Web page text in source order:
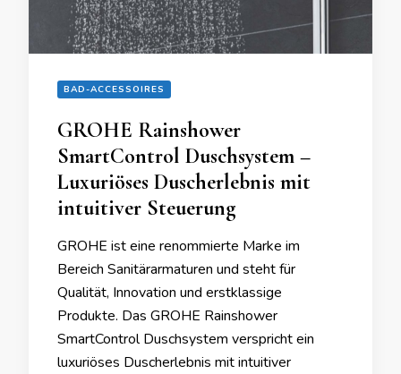
BAD-ACCESSOIRES
GROHE Rainshower
SmartControl Duschsystem –
Luxuriöses Duscherlebnis mit
intuitiver Steuerung
GROHE ist eine renommierte Marke im
Bereich Sanitärarmaturen und steht für
Qualität, Innovation und erstklassige
Produkte. Das GROHE Rainshower
SmartControl Duschsystem verspricht ein
luxuriöses Duscherlebnis mit intuitiver